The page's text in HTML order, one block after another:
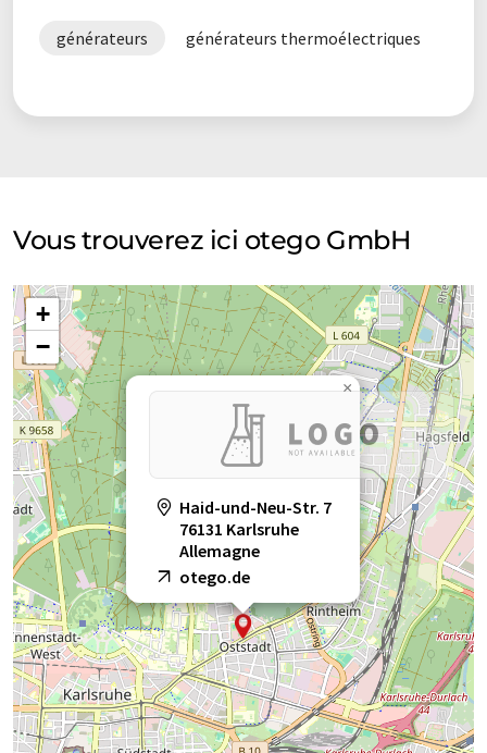
générateurs générateurs thermoélectriques
Vous trouverez ici otego GmbH
Haid-und-Neu-Str. 7
76131 Karlsruhe
Allemagne
otego.de
×
+
−